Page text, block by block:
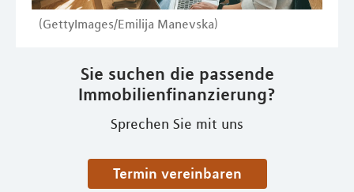
(GettyImages/Emilija Manevska)
Sie suchen die passende
Immobilienfinanzierung?
Sprechen Sie mit uns
Termin vereinbaren